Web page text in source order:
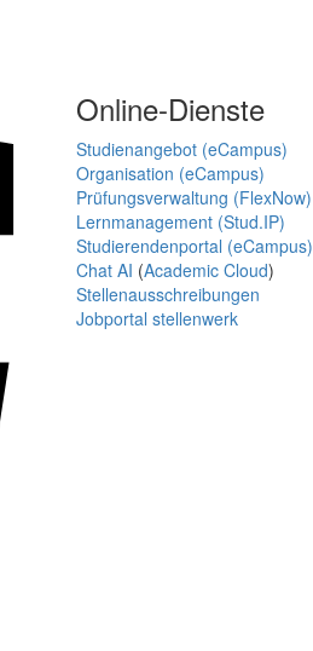
Online-Dienste
Studienangebot (eCampus)
Organisation (eCampus)
Prüfungsverwaltung (FlexNow)
Lernmanagement (Stud.IP)
Studierendenportal (eCampus)
Chat AI (Academic Cloud)
Stellenausschreibungen
Jobportal stellenwerk